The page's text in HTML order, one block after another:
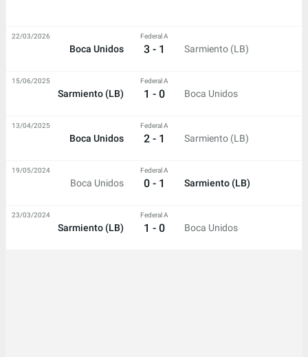
Boca Unidos
Federal A
3 - 1 Sarmiento (LB)
22/03/2026
Sarmiento (LB)
Federal A
1 - 0 Boca Unidos
15/06/2025
Boca Unidos
Federal A
2 - 1 Sarmiento (LB)
13/04/2025
Boca Unidos
Federal A
0 - 1 Sarmiento (LB)
19/05/2024
Sarmiento (LB)
Federal A
1 - 0 Boca Unidos
23/03/2024